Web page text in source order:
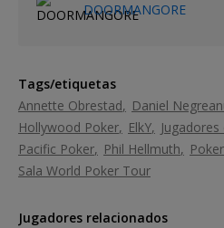
DOORMANGORE
Tags/etiquetas
Annette Obrestad
Daniel
Hollywood Poker
ElkY
Pacific Poker
Phil Hellmuth
Sala World Poker Tour
Jugadores relacionados